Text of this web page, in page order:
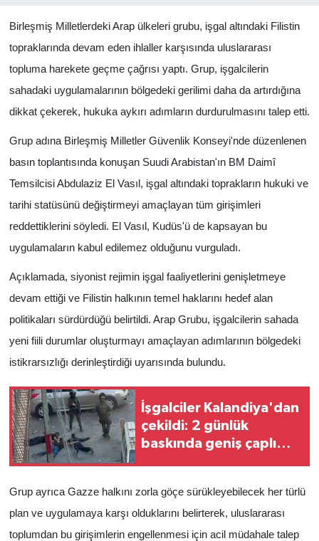
Birleşmiş Milletlerdeki Arap ülkeleri grubu, işgal altındaki Filistin
topraklarında devam eden ihlaller karşısında uluslararası
topluma harekete geçme çağrısı yaptı. Grup, işgalcilerin
sahadaki uygulamalarının bölgedeki gerilimi daha da artırdığına
dikkat çekerek, hukuka aykırı adımların durdurulmasını talep etti.
Grup adına Birleşmiş Milletler Güvenlik Konseyi'nde düzenlenen
basın toplantısında konuşan Suudi Arabistan'ın BM Daimî
Temsilcisi Abdulaziz El Vasıl, işgal altındaki toprakların hukuki ve
tarihi statüsünü değiştirmeyi amaçlayan tüm girişimleri
reddettiklerini söyledi. El Vasıl, Kudüs'ü de kapsayan bu
uygulamaların kabul edilemez olduğunu vurguladı.
Açıklamada, siyonist rejimin işgal faaliyetlerini genişletmeye
devam ettiği ve Filistin halkının temel haklarını hedef alan
politikaları sürdürdüğü belirtildi. Arap Grubu, işgalcilerin sahada
yeni fiili durumlar oluşturmayı amaçlayan adımlarının bölgedeki
istikrarsızlığı derinleştirdiği uyarısında bulundu.
İşgalciler Kalandiya'dan
çekildi: 2 günlük
baskında geniş çaplı
Grup ayrıca Gazze halkını zorla göçe sürükleyebilecek her türlü
plan ve uygulamaya karşı olduklarını belirterek, uluslararası
toplumdan bu girişimlerin engellenmesi için acil müdahale talep